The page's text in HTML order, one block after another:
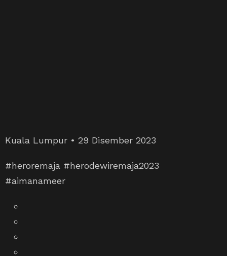
Kuala Lumpur • 29 Disember 2023
#heroremaja #herodewiremaja2023
#aimanameer